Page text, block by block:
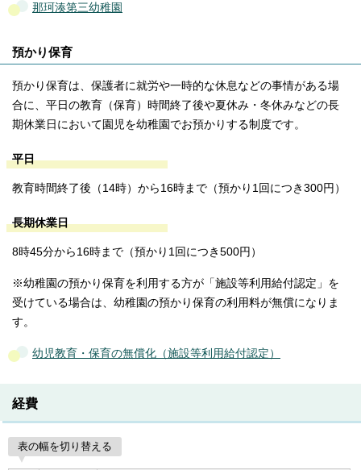
那珂湊第三幼稚園
預かり保育
預かり保育は、保護者に就労や一時的な休息などの事情がある場
合に、平日の教育（保育）時間終了後や夏休み・冬休みなどの長
期休業日において園児を幼稚園でお預かりする制度です。
平日
教育時間終了後（14時）から16時まで（預かり1回につき300円）
長期休業日
8時45分から16時まで（預かり1回につき500円）
※幼稚園の預かり保育を利用する方が「施設等利用給付認定」を
受けている場合は、幼稚園の預かり保育の利用料が無償になりま
す。
幼児教育・保育の無償化（施設等利用給付認定）
経費
表の幅を切り替える